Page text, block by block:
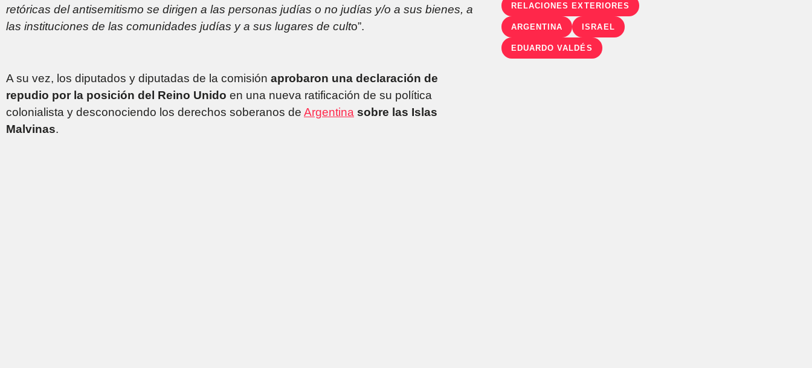
retóricas del antisemitismo se dirigen a las personas judías o no judías y/o a sus bienes, a
las instituciones de las comunidades judías y a sus lugares de culto”.
A su vez, los diputados y diputadas de la comisión aprobaron una declaración de
repudio por la posición del Reino Unido en una nueva ratificación de su política
colonialista y desconociendo los derechos soberanos de Argentina sobre las Islas
Malvinas.
RELACIONES EXTERIORES
ARGENTINA ISRAEL
EDUARDO VALDÉS